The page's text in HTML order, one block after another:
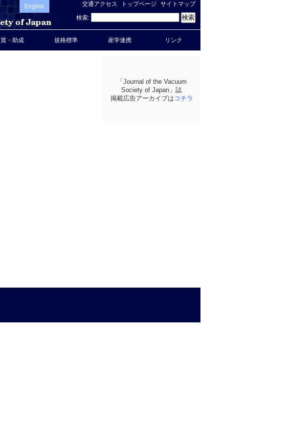
English
検索:
交通アクセス トップページ サイトマップ
賞・助成 規格標準 産学連携 リンク
「Journal of the Vacuum
Society of Japan」誌
掲載広告アーカイブは コチラ